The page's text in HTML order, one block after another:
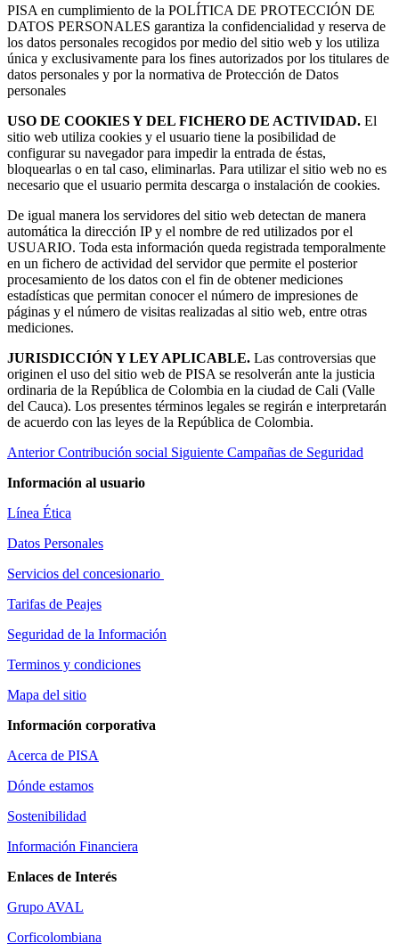
PISA en cumplimiento de la POLÍTICA DE PROTECCIÓN DE
DATOS PERSONALES garantiza la confidencialidad y reserva de
los datos personales recogidos por medio del sitio web y los utiliza
única y exclusivamente para los fines autorizados por los titulares de
datos personales y por la normativa de Protección de Datos
personales
USO DE COOKIES Y DEL FICHERO DE ACTIVIDAD. El
sitio web utiliza cookies y el usuario tiene la posibilidad de
configurar su navegador para impedir la entrada de éstas,
bloquearlas o en tal caso, eliminarlas. Para utilizar el sitio web no es
necesario que el usuario permita descarga o instalación de cookies.
De igual manera los servidores del sitio web detectan de manera
automática la dirección IP y el nombre de red utilizados por el
USUARIO. Toda esta información queda registrada temporalmente
en un fichero de actividad del servidor que permite el posterior
procesamiento de los datos con el fin de obtener mediciones
estadísticas que permitan conocer el número de impresiones de
páginas y el número de visitas realizadas al sitio web, entre otras
mediciones.
JURISDICCIÓN Y LEY APLICABLE. Las controversias que
originen el uso del sitio web de PISA se resolverán ante la justicia
ordinaria de la República de Colombia en la ciudad de Cali (Valle
del Cauca). Los presentes términos legales se regirán e interpretarán
de acuerdo con las leyes de la República de Colombia.
AnteriorContribución social Siguiente Campañas de Seguridad
Información al usuario
Línea Ética
Datos Personales
Servicios del concesionario
Tarifas de Peajes
Seguridad de la Información
Terminos y condiciones
Mapa del sitio
Información corporativa
Acerca de PISA
Dónde estamos
Sostenibilidad
Información Financiera
Enlaces de Interés
Grupo AVAL
Corficolombiana